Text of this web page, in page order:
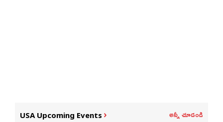
USA Upcoming Events అన్నీ చూడండి